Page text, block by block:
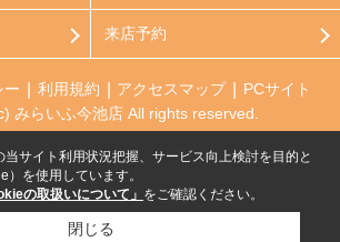
来店予約
ー 利用規約 アクセスマップ
PCサイト
みらいふ今池店 All rights reserved.
サイト利用状況把握、サービス向上検討を目的と
を使用しています。
の取扱いについて」 をご確認ください。
閉じる